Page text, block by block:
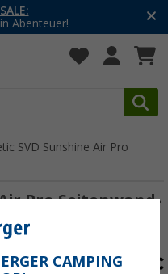
und Schuhe
20SSV
SVD Sunshine Air Pro
Pro Seitenwand-
CAMPING